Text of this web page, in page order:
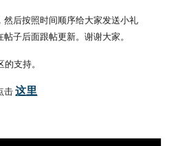
然后按照时间顺序给大家发送小礼
子后面跟帖更新。谢谢大家。
支持。
击 这里